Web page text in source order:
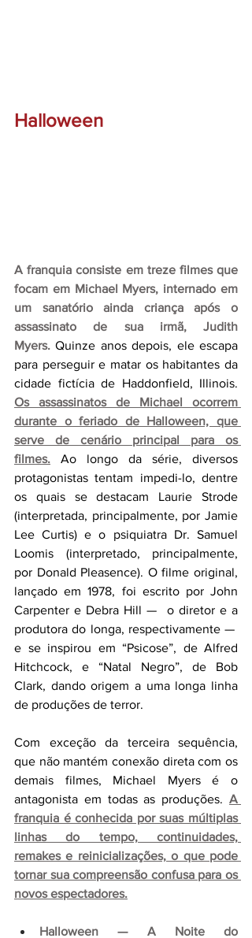
Halloween
A franquia consiste em treze filmes que
focam em Michael Myers, internado em
um sanatório ainda criança após o
assassinato de sua irmã, Judith
Myers. Quinze anos depois, ele escapa
para perseguir e matar os habitantes da
Os assassinatos de Michael ocorrem
durante o feriado de Halloween, que
serve de cenário principal para os
filmes.
Ao longo da série, diversos
protagonistas tentam impedi-lo, dentre
os quais se destacam Laurie Strode
(interpretada, principalmente, por Jamie
Lee Curtis) e o psiquiatra Dr. Samuel
Loomis (interpretado, principalmente,
por Donald Pleasence). O filme original,
lançado em 1978, foi escrito por John
Carpenter e Debra Hill —  o diretor e a
produtora do longa, respectivamente —
e se inspirou em “Psicose”, de Alfred
Hitchcock, e “Natal Negro”, de Bob
Clark, dando origem a uma longa linha
de produções de terror.
Com exceção da terceira sequência,
que não mantém conexão direta com os
demais filmes, Michael Myers é o
antagonista em todas as produções. A
franquia é conhecida por suas múltiplas
linhas do tempo, continuidades,
remakes e reinicializações, o que pode
tornar sua compreensão confusa para os
novos espectadores.
Halloween — A Noite do